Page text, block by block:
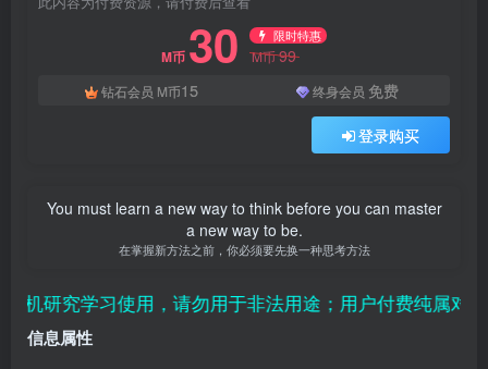
M币 30 限时特惠
M币99
钻石会员 M币15 终身会员 免费
登录购买
You must learn a new way to think before you can master
a new way to be.
在掌握新方法之前，你必须要先换一种思考方法
学习使用，请勿用于非法用途；用户付费纯属对平台赞
信息属性